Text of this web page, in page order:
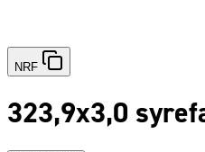
NRF
323,9x3,0